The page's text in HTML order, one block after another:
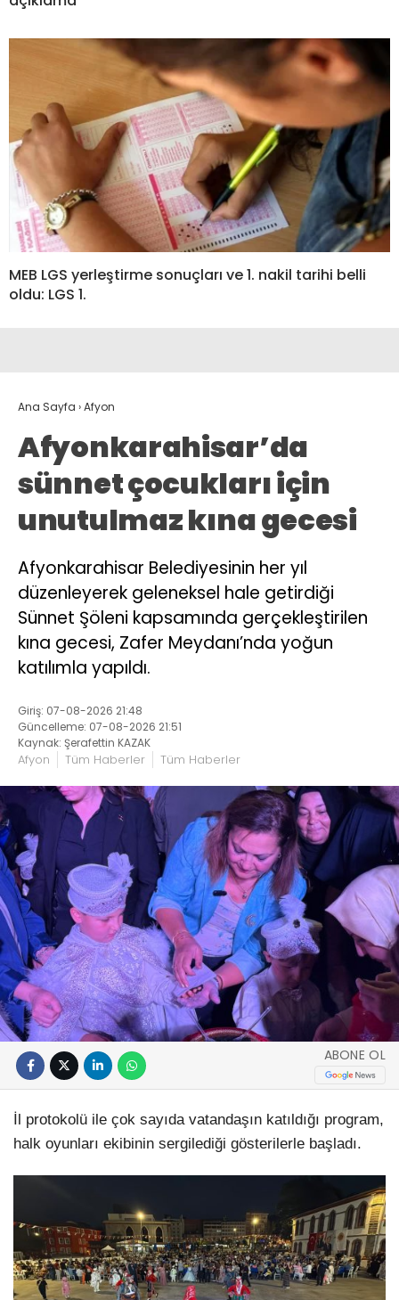
MEB LGS yerleştirme sonuçları ve 1. nakil tarihi belli
oldu: LGS 1.
Ana Sayfa ›Afyon
Afyonkarahisar’da
sünnet çocukları için
unutulmaz kına gecesi
Afyonkarahisar Belediyesinin her yıl
düzenleyerek geleneksel hale getirdiği
Sünnet Şöleni kapsamında gerçekleştirilen
kına gecesi, Zafer Meydanı’nda yoğun
katılımla yapıldı.
Giriş: 07-08-2026 21:48
Güncelleme: 07-08-2026 21:51
Kaynak: Şerafettin KAZAK
Afyon Tüm Haberler Tüm Haberler
ABONE OL
İl protokolü ile çok sayıda vatandaşın katıldığı program,
halk oyunları ekibinin sergilediği gösterilerle başladı.